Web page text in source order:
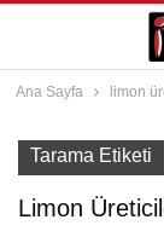
Ana Sayfa limon
Tarama Etiketi
Limon